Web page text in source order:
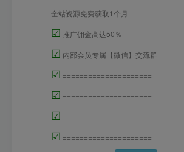
全站资源免费获取1个月
☑ 推广佣金高达50％
☑ 内部会员专属【微信】交流群
☑ =====================
☑ =====================
☑ =====================
☑ =====================